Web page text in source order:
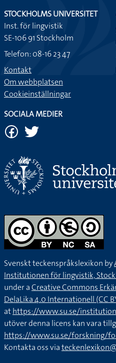
STOCKHOLMS UNIVERSITET
Inst. för lingvistik
SE-106 91 Stockholm
Telefon: 08-16 23 47
Kontakt
Om webbplatsen
Cookieinställningar
SOCIALA MEDIER
Svenskt teckenspråkslexikon by
Institutionen för lingvistik,
under aCreative Commons
DelaLika 4.0 Internationell (CC
athttps://www.su.se/
utöver denna licens kan vara
https://www.su.se/forskning/
Kontakta oss via